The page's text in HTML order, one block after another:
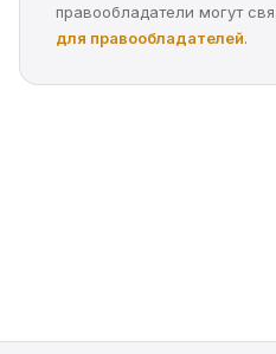
правообладатели могут
для правообладателей.